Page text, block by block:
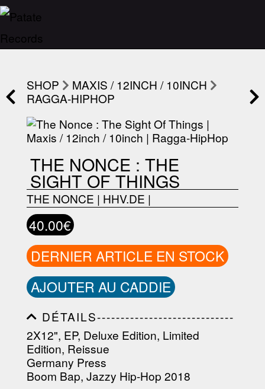
SHOP
MAXIS / 12INCH / 10INCH
RAGGA-HIPHOP
THE NONCE : THE
SIGHT OF THINGS
THE NONCE | HHV.DE |
40.00€
DERNIER ARTICLE EN STOCK
AJOUTER AU CADDIE
DÉTAILS-----------------------------
-----------------------------------------
-----------------------------------------
-----------------------------------------
-----------------------------------------
----------------
2X12", EP, Deluxe Edition, Limited
Edition, Reissue
Germany Press
Boom Bap, Jazzy Hip-Hop 2018